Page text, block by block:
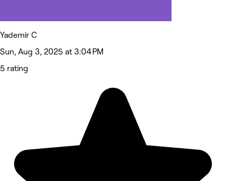
Yademir C
Sun, Aug 3, 2025 at 3:04 PM
5 rating